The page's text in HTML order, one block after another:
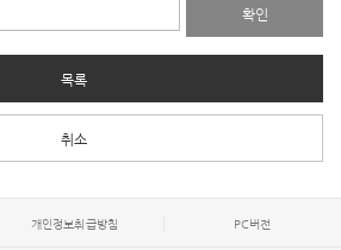
확인
목록
취소
개인정보취급방침 PC버전